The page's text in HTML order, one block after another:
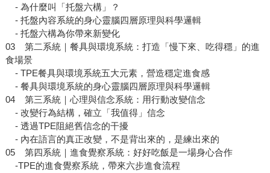
- 為什麼叫「托盤六構」？
- 托盤內容系統的身心靈腦四層原理與科學邏輯
- 托盤六構為你帶來新變化
03 第二系統｜餐具與環境系統：打造「慢下來、吃得穩」的進
食場景
- TPE餐具與環境系統五大元素，營造穩定進食感
- 餐具與環境系統的身心靈腦四層原理與科學邏輯
04 第三系統｜心理與信念系統：用行動改變信念
- 改變行為結構，確立「我值得」信念
- 透過TPE阻絕舊信念的干擾
- 內在語言的真正改變，不是背出來的，是練出來的
05 第四系統｜進食覺察系統：好好吃飯是一場身心合作
-TPE的進食覺察系統，帶來六步進食流程